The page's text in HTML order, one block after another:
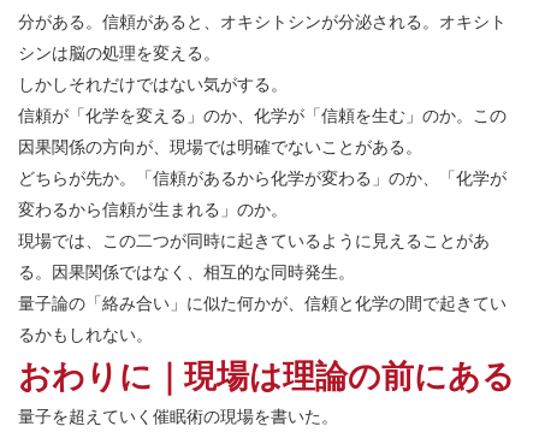
分がある。信頼があると、オキシトシンが分泌される。オキシト
シンは脳の処理を変える。
しかしそれだけではない気がする。
信頼が「化学を変える」のか、化学が「信頼を生む」のか。この
因果関係の方向が、現場では明確でないことがある。
どちらが先か。「信頼があるから化学が変わる」のか、「化学が
変わるから信頼が生まれる」のか。
現場では、この二つが同時に起きているように見えることがあ
る。因果関係ではなく、相互的な同時発生。
量子論の「絡み合い」に似た何かが、信頼と化学の間で起きてい
るかもしれない。
おわりに｜現場は理論の前にある
量子を超えていく催眠術の現場を書いた。